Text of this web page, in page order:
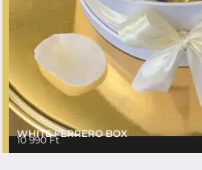
WHITE FERRERO BOX
10 990Ft